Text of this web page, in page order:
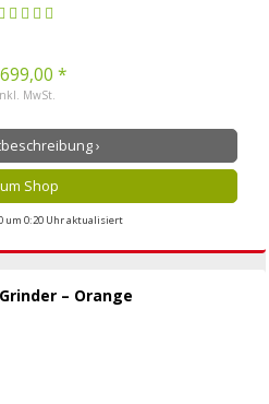
*
MwSt.
›
Shop
um 0:20 Uhr aktualisiert
– Orange